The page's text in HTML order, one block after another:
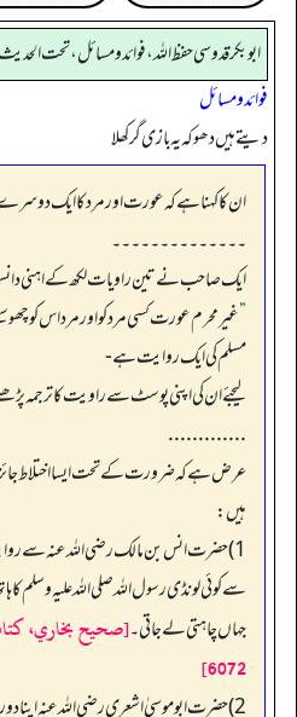
ابوبكر قدوسي حفظ الله، فوائد و مسائل، تحت الحديث
فوائد و مسائل
دیتے ہیں دھوکہ یہ بازی گر کھلا
ان کا کہنا ہے کہ عورت اور مردکا ایک
۔۔۔۔۔۔۔۔۔۔۔۔۔۔
ایک صاحب نے تین راویات لکھ کے اہنی
”غیر محرم عورت کسی مرد کو اور مرد اس کو چھو
مسلم کی ایک روایت ہے -
لیجئے ان کی اپنی پوسٹ سے راویت کا ترجمہ
.............
عرض ہے کہ ضرورت کے تحت ایسا اختلاط جائز
ہیں:
1) حضرت انس بن مالک رضی اللہ عنہ سے
سے کوئی لونڈی رسول اللہ صلی اللہ علیہ وسلم
جہاں چاہتی لے جاتی۔[صحيح بخاري،
6072]
2) حضرت ابو موسیٰ اشعری رضی اللہ عنہ اپنا